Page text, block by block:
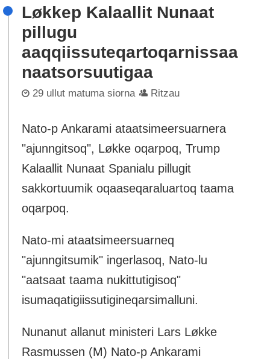
Løkkep Kalaallit Nunaat
pillugu
aaqqiissuteqartoqarnissaa
naatsorsuutigaa
29 ullut matuma siorna Ritzau
Nato-p Ankarami ataatsimeersuarnera
"ajunngitsoq", Løkke oqarpoq, Trump
Kalaallit Nunaat Spanialu pillugit
sakkortuumik oqaaseqaraluartoq taama
oqarpoq.
Nato-mi ataatsimeersuarneq
"ajunngitsumik" ingerlasoq, Nato-lu
"aatsaat taama nukittutigisoq"
isumaqatigiissutigineqarsimalluni.
Nunanut allanut ministeri Lars Løkke
Rasmussen (M) Nato-p Ankarami